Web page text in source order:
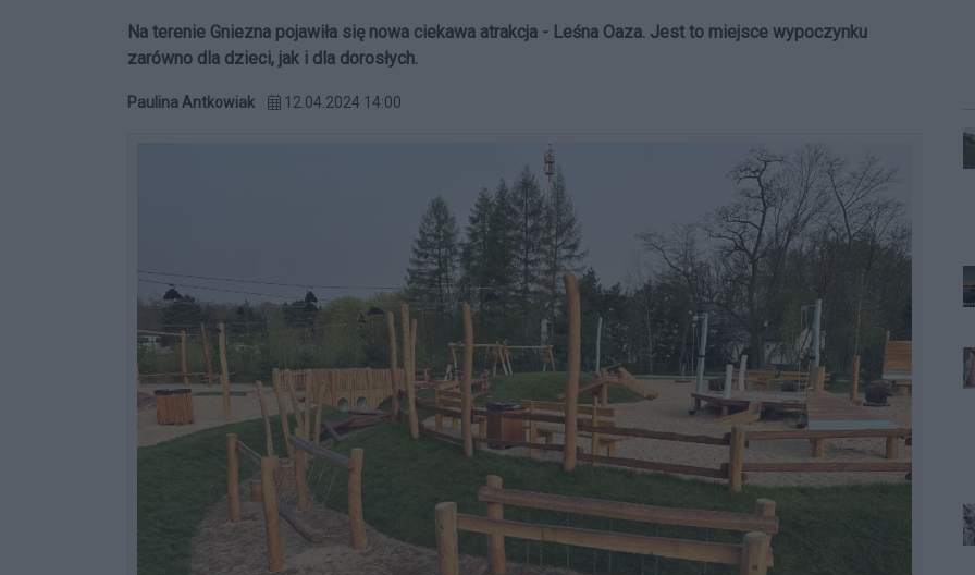
Na terenie Gniezna pojawiła się nowa ciekawa atrakcja - Leśna Oaza. Jest to miejsce wypoczynku
zarówno dla dzieci, jak i dla dorosłych.
Paulina Antkowiak 12.04.2024 14:00